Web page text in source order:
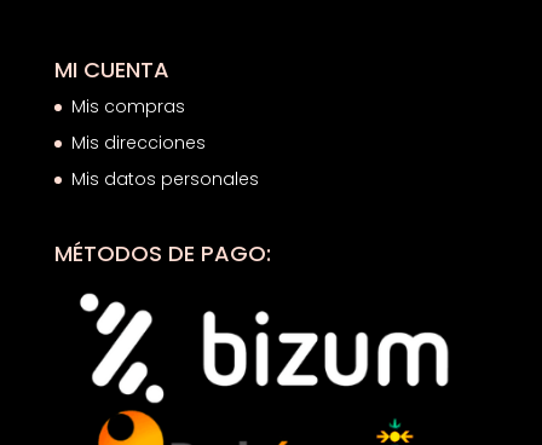
MI CUENTA
Mis compras
Mis direcciones
Mis datos personales
MÉTODOS DE PAGO: